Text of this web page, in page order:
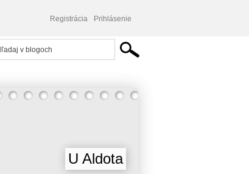
Registrácia Prihlásenie
U Aldota